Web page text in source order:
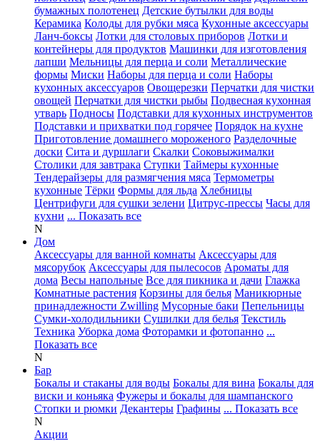
бумажных полотенец Детские бутылки для воды
Керамика Колоды для рубки мяса Кухонные аксессуары
Ланч-боксы Лотки для столовых приборов Лотки и
контейнеры для продуктов Машинки для изготовления
лапши Мельницы для перца и соли Металлические
формы Миски Наборы для перца и соли Наборы
кухонных аксессуаров Овощерезки Перчатки для чистки
овощей Перчатки для чистки рыбы Подвесная кухонная
утварь Подносы Подставки для кухонных инструментов
Подставки и прихватки под горячее Порядок на кухне
Приготовление домашнего мороженого Разделочные
доски Сита и дуршлаги Скалки Соковыжималки
Столики для завтрака Ступки Таймеры кухонные
Тендерайзеры для размягчения мяса Термометры
кухонные Тёрки Формы для льда Хлебницы
Центрифуги для сушки зелени Цитрус-прессы Часы для
кухни ... Показать все
N
Дом
Аксессуары для ванной комнаты Аксессуары для
мясорубок Аксессуары для пылесосов Ароматы для
дома Весы напольные Все для пикника и дачи Глажка
Комнатные растения Корзины для белья Маникюрные
принадлежности Zwilling Мусорные баки Пепельницы
Сумки-холодильники Сушилки для белья Текстиль
Техника Уборка дома Фоторамки и фотопанно ...
Показать все
N
Бар
Бокалы и стаканы для воды Бокалы для вина Бокалы для
виски и коньяка Фужеры и бокалы для шампанского
Стопки и рюмки Декантеры Графины ... Показать все
N
Акции